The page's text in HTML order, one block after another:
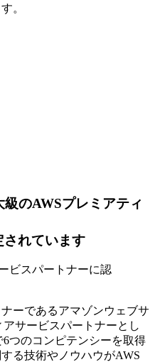
。
のAWSプレミアティ
れています
ーであるアマゾンウェブサ
サービスパートナーとし
つのコンピテンシーを取得
る技術やノウハウがAWS